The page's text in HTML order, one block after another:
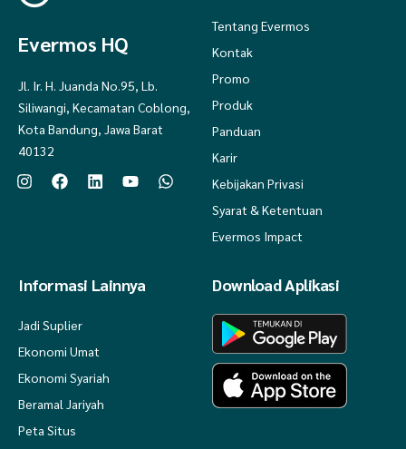
Evermos HQ
Jl. Ir. H. Juanda No.95, Lb.
Siliwangi, Kecamatan Coblong,
Kota Bandung, Jawa Barat
40132
Tentang Evermos
Kontak
Promo
Produk
Panduan
Karir
Kebijakan Privasi
Syarat & Ketentuan
Evermos Impact
Informasi Lainnya
Jadi Suplier
Ekonomi Umat
Ekonomi Syariah
Beramal Jariyah
Peta Situs
Download Aplikasi